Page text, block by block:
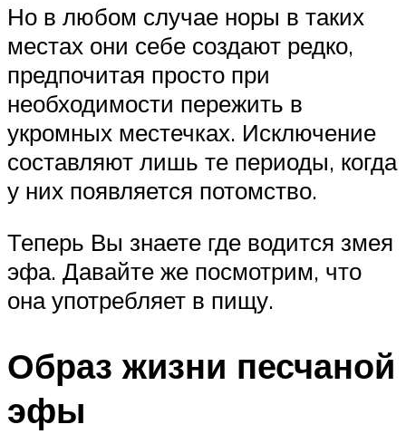
Но в любом случае норы в таких
местах они себе создают редко,
предпочитая просто при
необходимости пережить в
укромных местечках. Исключение
составляют лишь те периоды, когда
у них появляется потомство.
Теперь Вы знаете где водится змея
эфа. Давайте же посмотрим, что
она употребляет в пищу.
Образ жизни песчаной
эфы